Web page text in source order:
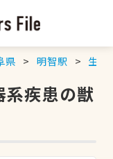
県 明智駅 生殖
疾患の獣